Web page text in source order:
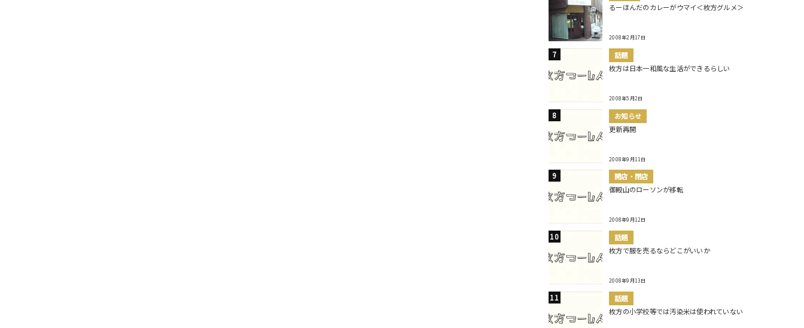
るーほんだのカレーがウマイ＜枚方グルメ＞
2008年2月17日
話題
枚方は日本一和風な生活ができるらしい
2008年5月2日
お知らせ
更新再開
2008年9月11日
開店・閉店
御殿山のローソンが移転
2008年9月12日
話題
枚方で服を売るならどこがいいか
2008年9月13日
話題
枚方の小学校等では汚染米は使われていない